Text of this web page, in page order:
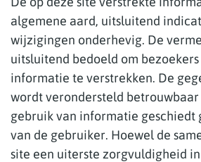
algemene aard, uitsluitend
wijzigingen onderhevig. De
uitsluitend bedoeld om
informatie te verstrekken. De
wordt verondersteld
gebruik van informatie geschiedt
van de gebruiker. Hoewel de
site een uiterste zorgvuldigheid